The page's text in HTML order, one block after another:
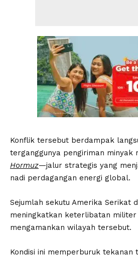
Konflik tersebut berdampak
terganggunya pengiriman minyak
Hormuz—jalur strategis yang
nadi perdagangan energi global.
Sejumlah sekutu Amerika Serikat
meningkatkan keterlibatan militer
mengamankan wilayah tersebut.
Kondisi ini memperburuk tekanan